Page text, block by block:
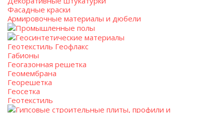
Фасадные краски
Армировочные материалы и дюбели
Промышленные полы
Геосинтетические материалы
Геотекстиль Геофлакс
Габионы
Геогазонная решетка
Геомембрана
Георешетка
Геосетка
Геотекстиль
Гипсовые строительные плиты, профили и